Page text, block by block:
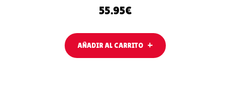
55.95€
AÑADIR AL CARRITO